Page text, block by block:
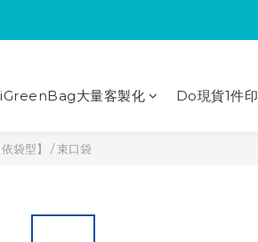
iGreenBag大量客製化 Do現貨1件
袋型】 /束口袋